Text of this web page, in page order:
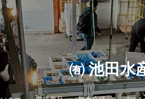
㈲ 池田水